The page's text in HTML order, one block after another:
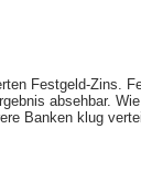
Festgeld-Zins.
absehbar.
Banken klug